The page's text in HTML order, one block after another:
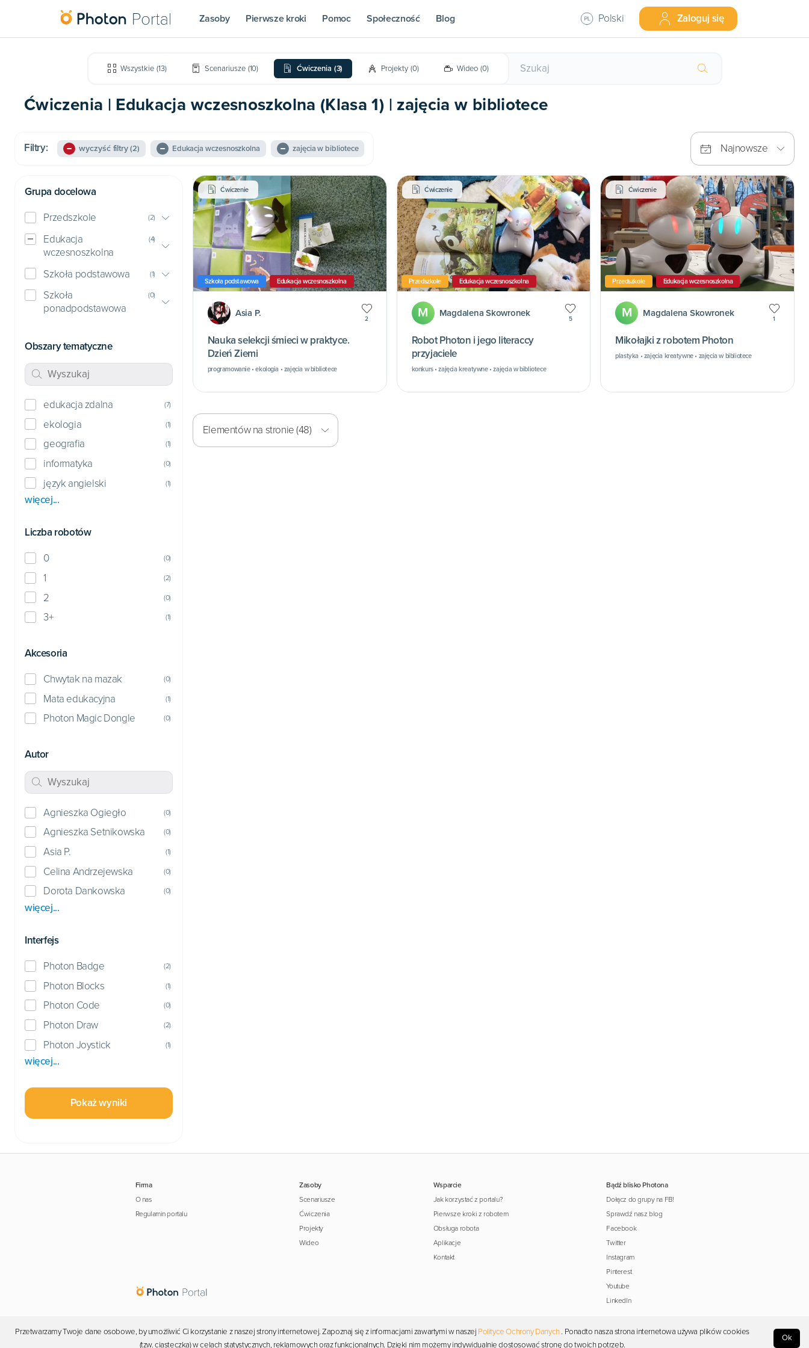
Zasoby Pierwsze kroki Pomoc Społeczność Blog Polski Zaloguj się
Wszystkie (13) Scenariusze (10) Ćwiczenia (3) Projekty (0) Wideo (0)
Ćwiczenia | Edukacja wczesnoszkolna (Klasa 1) | zajęcia w bibliotece
Filtry: wyczyść filtry(2) Edukacja wczesnoszkolna zajęcia w bibliotece Najnowsze
Grupa docelowa
Przedszkole (2)
Edukacja
wczesnoszkolna
(4)
Szkoła podstawowa (1)
Szkoła
ponadpodstawowa
(0)
Obszary tematyczne
edukacja zdalna (7)
ekologia (1)
geografia (1)
informatyka (0)
język angielski (1)
więcej...
Liczba robotów
0 (0)
1 (2)
2 (0)
3+ (1)
Akcesoria
Chwytak na mazak (0)
Mata edukacyjna (1)
Photon Magic Dongle (0)
Autor
Agnieszka Ogiegło (0)
Agnieszka Setnikowska (0)
Asia P. (1)
Celina Andrzejewska (0)
Dorota Dankowska (0)
więcej...
Interfejs
Photon Badge (2)
Photon Blocks (1)
Photon Code (0)
Photon Draw (2)
Photon Joystick (1)
więcej...
Pokaż wyniki
Ćwiczenie
Szkoła podstawowa Edukacja wczesnoszkolna
Asia P.
2
Nauka selekcji śmieci w praktyce.
Dzień Ziemi
programowanie • ekologia • zajęcia w bibliotece
Ćwiczenie
Przedszkole Edukacja wczesnoszkolna
M Magdalena Skowronek
5
Robot Photon i jego literaccy
przyjaciele
konkurs • zajęcia kreatywne • zajęcia w bibliotece
Ćwiczenie
Przedszkole Edukacja wczesnoszkolna
M Magdalena Skowronek
1
Mikołajki z robotem Photon
plastyka • zajęcia kreatywne • zajęcia w bibliotece
Elementów na stronie (48)
Firma
O nas
Regulamin portalu
Zasoby
Scenariusze
Ćwiczenia
Projekty
Wideo
Wsparcie
Jak korzystać z portalu?
Pierwsze kroki z robotem
Obsługa robota
Aplikacje
Kontakt
Bądź blisko Photona
Dołącz do grupy na FB!
Sprawdź nasz blog
Facebook
Twitter
Instagram
Pinterest
Youtube
LinkedIn
Copyright © 2026 Photon. Wszelkie prawa zastrzeżone.
Przetwarzamy Twoje dane osobowe, by umożliwić Ci korzystanie z naszej strony internetowej. Zapoznaj się z informacjami zawartymi w naszej Polityce Ochrony Danych . Ponadto nasza strona internetowa używa plików cookies
(tzw. ciasteczka) w celach statystycznych, reklamowych oraz funkcjonalnych. Dzięki nim możemy indywidualnie dostosować stronę do twoich potrzeb.
Ok